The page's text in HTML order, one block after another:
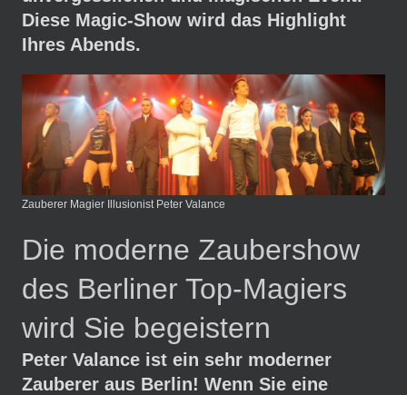
Diese Magic-Show wird das Highlight
Ihres Abends.
Zauberer Magier Illusionist Peter Valance
Die moderne Zaubershow
des Berliner Top-Magiers
wird Sie begeistern
Peter Valance ist ein sehr moderner
Zauberer aus Berlin! Wenn Sie eine